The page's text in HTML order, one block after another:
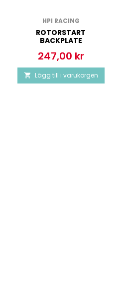
HPI RACING
ROTORSTART
BACKPLATE
Pris
247,00 kr
 Lägg till i varukorgen